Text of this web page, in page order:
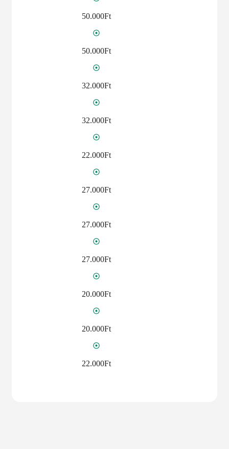
50.000Ft
50.000Ft
32.000Ft
32.000Ft
22.000Ft
27.000Ft
27.000Ft
27.000Ft
20.000Ft
20.000Ft
22.000Ft